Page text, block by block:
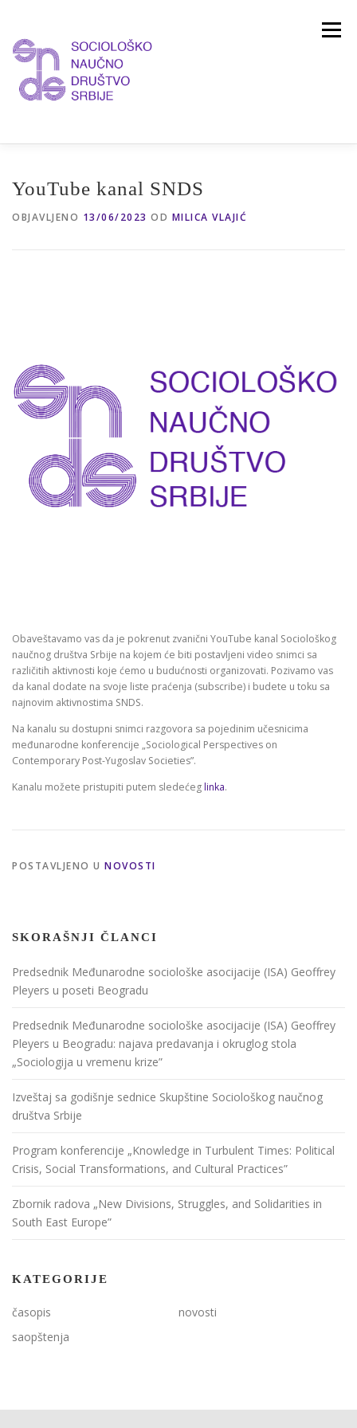
sadržaj
Izbornik
YouTube kanal SNDS
OBJAVLJENO 13/06/2023 OD MILICA VLAJIĆ
Obaveštavamo vas da je pokrenut zvanični YouTube kanal Sociološkog
naučnog društva Srbije na kojem će biti postavljeni video snimci sa
različitih aktivnosti koje ćemo u budućnosti organizovati. Pozivamo vas
da kanal dodate na svoje liste praćenja (subscribe) i budete u toku sa
najnovim aktivnostima SNDS.
Na kanalu su dostupni snimci razgovora sa pojedinim učesnicima
međunarodne konferencije „Sociological Perspectives on
Contemporary Post-Yugoslav Societies”.
Kanalu možete pristupiti putem sledećeglinka.
POSTAVLJENO U NOVOSTI
SKORAŠNJI ČLANCI
Predsednik Međunarodne sociološke asocijacije (ISA) Geoffrey
Pleyers u poseti Beogradu
Predsednik Međunarodne sociološke asocijacije (ISA) Geoffrey
Pleyers u Beogradu: najava predavanja i okruglog stola
„Sociologija u vremenu krize”
Izveštaj sa godišnje sednice Skupštine Sociološkog naučnog
društva Srbije
Program konferencije „Knowledge in Turbulent Times: Political
Crisis, Social Transformations, and Cultural Practices”
Zbornik radova „New Divisions, Struggles, and Solidarities in
South East Europe”
KATEGORIJE
časopis
novosti
saopštenja